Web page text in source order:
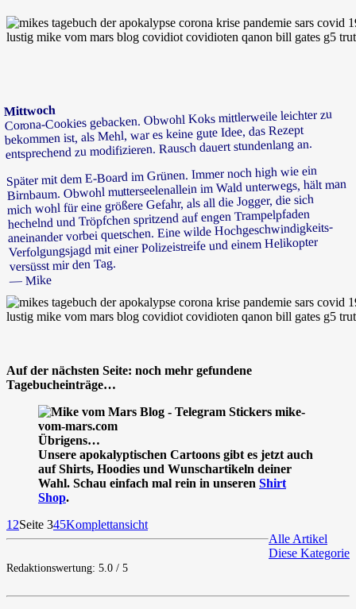
Mittwoch
Corona-Cookies gebacken. Obwohl Koks mittlerweile leichter zu
bekommen ist, als Mehl, war es keine gute Idee, das Rezept
entsprechend zu modifizieren. Rausch dauert stundenlang an.
Später mit dem E-Board im Grünen. Immer noch high wie ein
Birnbaum. Obwohl mutterseelenallein im Wald unterwegs, hält man
mich wohl für eine größere Gefahr, als all die Jogger, die sich
hechelnd und Tröpfchen spritzend auf engen Trampelpfaden
aneinander vorbei quetschen. Eine wilde Hochgeschwindigkeits-
Verfolgungsjagd mit einer Polizeistreife und einem Helikopter
versüsst mir den Tag.
— Mike
Auf der nächsten Seite: noch mehr gefundene
Tagebucheinträge…
Übrigens…
Unsere apokalyptischen Cartoons gibt es jetzt auch
auf Shirts, Hoodies und Wunschartikeln deiner
Wahl. Schau einfach mal rein in unseren Shirt
Shop.
1 2Seite 345Komplettansicht
Alle Artikel
Diese Kategorie
Redaktionswertung: 5.0 / 5